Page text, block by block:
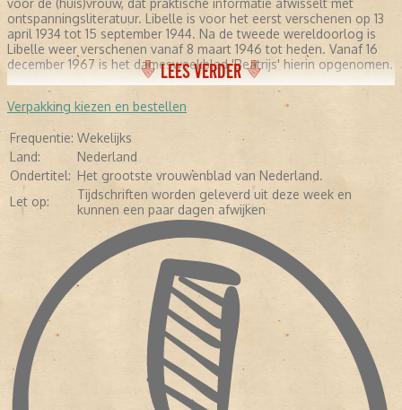
voor de (huis)vrouw, dat praktische informatie afwisselt met
ontspanningsliteratuur. Libelle is voor het eerst verschenen op 13
april 1934 tot 15 september 1944. Na de tweede wereldoorlog is
Libelle weer verschenen vanaf 8 maart 1946 tot heden. Vanaf 16
december 1967 is het damesweekblad 'Beatrijs' hierin opgenomen.
LEES VERDER
Verpakking kiezen en bestellen
Frequentie: Wekelijks
Land:
Nederland
Ondertitel: Het grootste vrouwenblad van Nederland.
Let op:
Tijdschriften worden geleverd uit deze week en
kunnen een paar dagen afwijken